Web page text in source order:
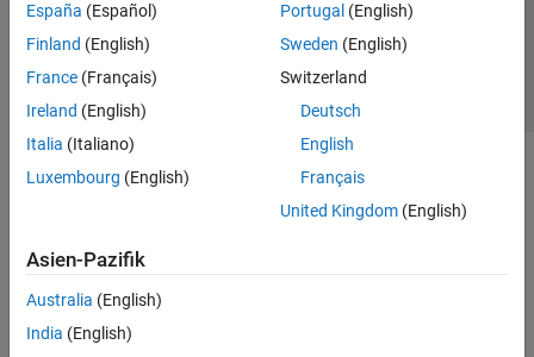
España (Español)
Finland (English)
France (Français)
Ireland (English)
Italia (Italiano)
Luxembourg (English)
Portugal (English)
Sweden (English)
Switzerland
Deutsch
English
Français
United Kingdom(English)
Asien-Pazifik
Australia (English)
India (English)
Website auswählen
Deutschland